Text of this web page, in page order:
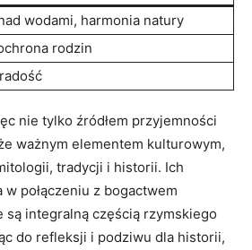
wodami, harmonia natury
rodzin
nie tylko źródłem przyjemności
ważnym elementem kulturowym,
tradycji i historii. Ich
połączeniu z bogactwem
są integralną częścią rzymskiego
do refleksji i podziwu dla historii,